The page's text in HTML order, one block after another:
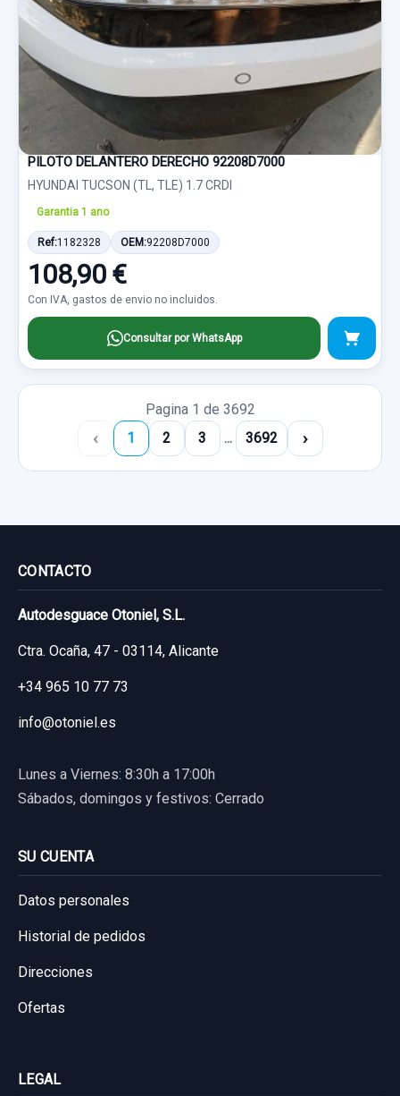
PILOTO DELANTERO DERECHO 92208D7000
HYUNDAI TUCSON (TL, TLE) 1.7 CRDI
Garantia 1 ano
Ref:1182328 OEM:92208D7000
108,90 €
Con IVA, gastos de envio no incluidos.
Consultar por WhatsApp
Pagina 1 de 3692
‹ 1 2 3 ... 3692 ›
CONTACTO
Autodesguace Otoniel, S.L.
Ctra. Ocaña, 47 - 03114, Alicante
+34 965 10 77 73
info@otoniel.es
Lunes a Viernes: 8:30h a 17:00h
Sábados, domingos y festivos: Cerrado
SU CUENTA
Datos personales
Historial de pedidos
Direcciones
Ofertas
LEGAL